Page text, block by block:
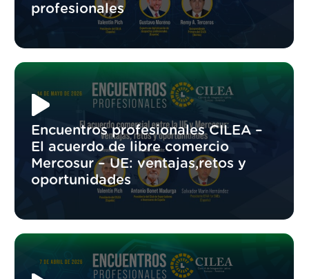
profesionales
Encuentros profesionales CILEA –
El acuerdo de libre comercio
Mercosur – UE: ventajas,retos y
oportunidades